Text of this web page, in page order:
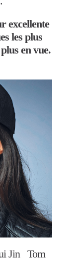
excellente
les plus
en vue.
Jin Tom